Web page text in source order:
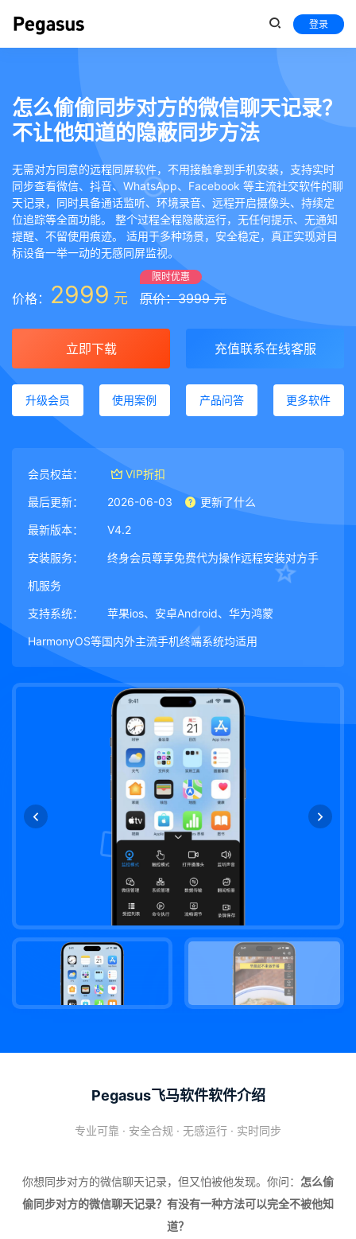
登录
怎么偷偷同步对方的微信聊天记录？
不让他知道的隐蔽同步方法
无需对方同意的远程同屏软件，不用接触拿到手机安装，支持实时
同步查看微信、抖音、WhatsApp、Facebook 等主流社交软件的聊
天记录，同时具备通话监听、环境录音、远程开启摄像头、持续定
位追踪等全面功能。 整个过程全程隐蔽运行，无任何提示、无通知
提醒、不留使用痕迹。 适用于多种场景，安全稳定，真正实现对目
标设备一举一动的无感同屏监视。
价格： 2999 元
限时优惠
原价：3999 元
立即下载 充值联系在线客服
升级会员 使用案例 产品问答 更多软件
会员权益： VIP折扣
最后更新： 2026-06-03 更新了什么
最新版本： V4.2
安装服务： 终身会员尊享免费代为操作远程安装对方手
机服务
支持系统： 苹果ios、安卓Android、华为鸿蒙
HarmonyOS等国内外主流手机终端系统均适用
Pegasus飞马软件软件介绍
专业可靠 · 安全合规 · 无感运行 · 实时同步
你想同步对方的微信聊天记录，但又怕被他发现。你问： 怎么偷
偷同步对方的微信聊天记录？有没有一种方法可以完全不被他知
道？